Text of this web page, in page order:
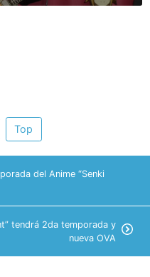
Top
del Anime “Senki
tendrá 2da temporada y
nueva OVA